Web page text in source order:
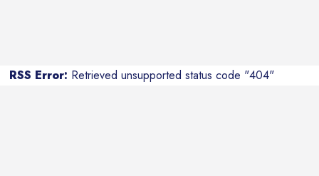
RSS Error: Retrieved unsupported status code "404"